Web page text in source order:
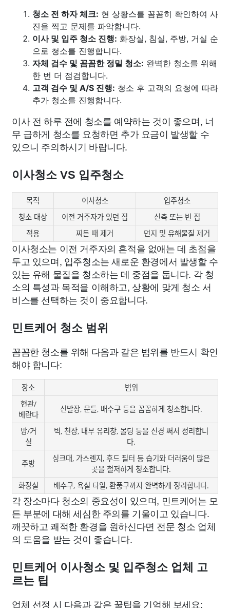
청소 전 하자 체크: 현 상황스를 꼼꼼히 확인하여 사
진을 찍고 문제를 파악합니다.
이사 및 입주 청소 진행: 화장실, 침실, 주방, 거실 순
으로 청소를 진행합니다.
자체 검수 및 꼼꼼한 정밀 청소: 완벽한 청소를 위해
한 번 더 점검합니다.
고객 검수 및 A/S 진행: 청소 후 고객의 요청에 따라
추가 청소를 진행합니다.
이사 전 하루 전에 청소를 예약하는 것이 좋으며, 너
무 급하게 청소를 요청하면 추가 요금이 발생할 수
있으니 주의하시기 바랍니다.
이사청소 VS 입주청소
목적 이사청소
입주청소
청소 대상
이전 거주자가 있던 집
신축 또는 빈 집
적용
찌든 때 제거 먼지 및 유해물질 제거
이사청소는 이전 거주자의 흔적을 없애는 데 초점을
두고 있으며, 입주청소는 새로운 환경에서 발생할 수
있는 유해 물질을 청소하는 데 중점을 둡니다. 각 청
소의 특성과 목적을 이해하고, 상황에 맞게 청소 서
비스를 선택하는 것이 중요합니다.
민트케어 청소 범위
꼼꼼한 청소를 위해 다음과 같은 범위를 반드시 확인
해야 합니다:
장소
범위
현관/
베란다
신발장, 문틀, 배수구 등을 꼼꼼하게 청소합니다.
방/거
실
벽, 천장, 내부 유리창, 몰딩 등을 신경 써서 정리합니
다.
주방
싱크대, 가스렌지, 후드 필터 등 습기와 더러움이 많은
곳을 철저하게 청소합니다.
화장실
배수구, 욕실 타일, 환풍구까지 완벽하게 정리합니다.
각 장소마다 청소의 중요성이 있으며, 민트케어는 모
든 부분에 대해 세심한 주의를 기울이고 있습니다.
깨끗하고 쾌적한 환경을 원하신다면 전문 청소 업체
의 도움을 받는 것이 좋습니다.
민트케어 이사청소 및 입주청소 업체 고
르는 팁
업체 선정 시 다음과 같은 꿀팁을 기억해 보세요: